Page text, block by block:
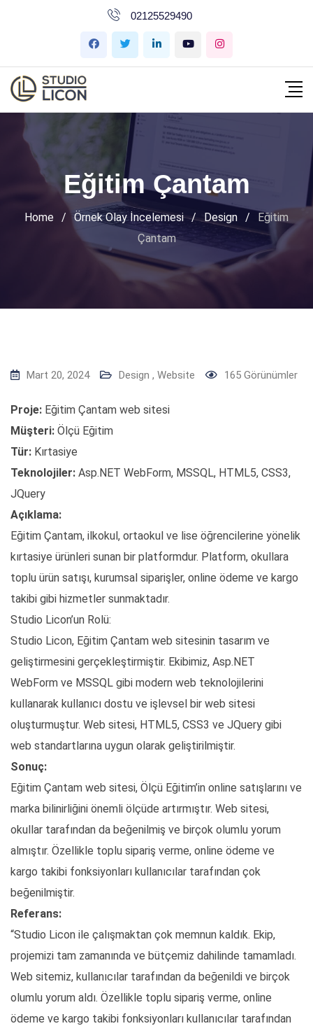
02125529490
Eğitim Çantam
Home / Örnek Olay İncelemesi / Design /
Eğitim
Çantam
Mart 20, 2024 Design , Website 165 Görünümler
Proje: Eğitim Çantam web sitesi
Müşteri: Ölçü Eğitim
Tür: Kırtasiye
Teknolojiler: Asp.NET WebForm, MSSQL, HTML5, CSS3,
JQuery
Açıklama:
Eğitim Çantam, ilkokul, ortaokul ve lise öğrencilerine yönelik
kırtasiye ürünleri sunan bir platformdur. Platform, okullara
toplu ürün satışı, kurumsal siparişler, online ödeme ve kargo
takibi gibi hizmetler sunmaktadır.
Studio Licon’un Rolü:
Studio Licon, Eğitim Çantam web sitesinin tasarım ve
geliştirmesini gerçekleştirmiştir. Ekibimiz, Asp.NET
WebForm ve MSSQL gibi modern web teknolojilerini
kullanarak kullanıcı dostu ve işlevsel bir web sitesi
oluşturmuştur. Web sitesi, HTML5, CSS3 ve JQuery gibi
web standartlarına uygun olarak geliştirilmiştir.
Sonuç:
Eğitim Çantam web sitesi, Ölçü Eğitim’in online satışlarını ve
marka bilinirliğini önemli ölçüde artırmıştır. Web sitesi,
okullar tarafından da beğenilmiş ve birçok olumlu yorum
almıştır. Özellikle toplu sipariş verme, online ödeme ve
kargo takibi fonksiyonları kullanıcılar tarafından çok
beğenilmiştir.
Referans:
“Studio Licon ile çalışmaktan çok memnun kaldık. Ekip,
projemizi tam zamanında ve bütçemiz dahilinde tamamladı.
Web sitemiz, kullanıcılar tarafından da beğenildi ve birçok
olumlu yorum aldı. Özellikle toplu sipariş verme, online
ödeme ve kargo takibi fonksiyonları kullanıcılar tarafından